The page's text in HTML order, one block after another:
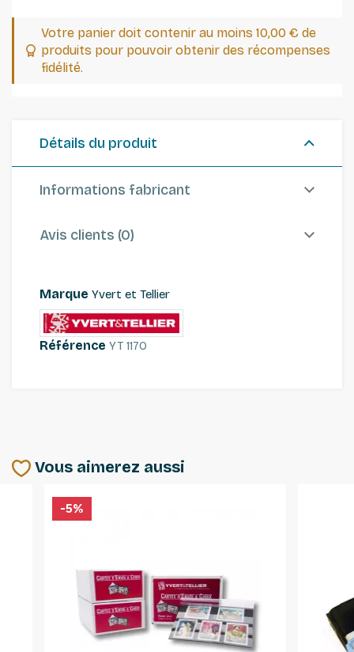
Votre panier doit contenir au moins 10,00 € de
produits pour pouvoir obtenir des récompenses
fidélité.
Détails du produit
Informations fabricant
Avis clients (0)
Marque Yvert et Tellier
Référence YT 1170
Vous aimerez aussi
-5%